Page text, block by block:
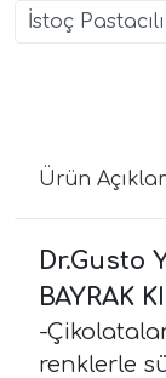
İstoç
Ürün
Dr.Gusto
BAYRAK
-
renklerle